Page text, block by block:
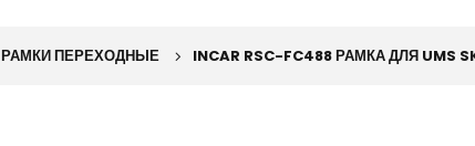
РАМКИ ПЕРЕХОДНЫЕ INCAR RSC-FC488 РАМКА ДЛЯ UMS